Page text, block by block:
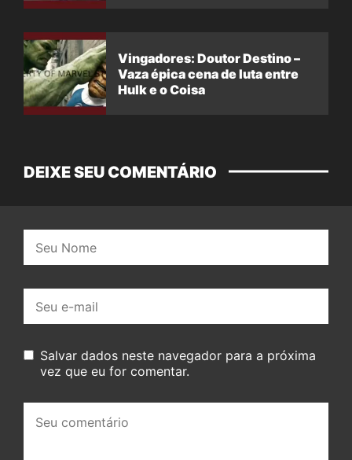
Vingadores: Doutor Destino –
Vaza épica cena de luta entre
Hulk e o Coisa
DEIXE SEU COMENTÁRIO
mail:
Salvar dados neste navegador para a próxima
vez que eu for comentar.
comentário: